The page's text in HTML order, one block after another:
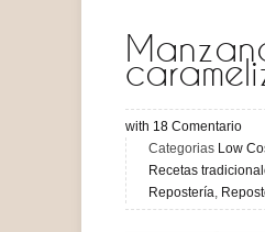
with 18 Comentario
Categorias Low
Recetas
Repostería,